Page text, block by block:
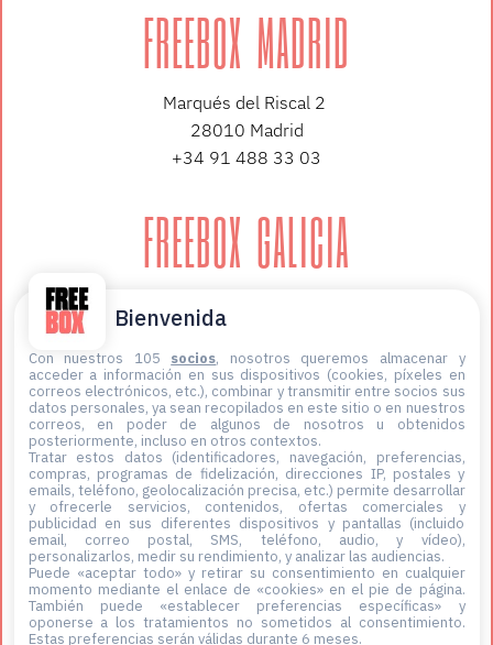
FREEBOX MADRID
Marqués del Riscal 2
28010 Madrid
+34 91 488 33 03
FREEBOX GALICIA
36202 Vigo
+34 647 12 59 06
Bienvenida
Con nuestros 105 socios, nosotros queremos almacenar y
acceder a información en sus dispositivos (cookies, píxeles en
correos electrónicos, etc.), combinar y transmitir entre socios sus
datos personales, ya sean recopilados en este sitio o en nuestros
correos, en poder de algunos de nosotros u obtenidos
posteriormente, incluso en otros contextos.
Tratar estos datos (identificadores, navegación, preferencias,
compras, programas de fidelización, direcciones IP, postales y
emails, teléfono, geolocalización precisa, etc.) permite desarrollar
y ofrecerle servicios, contenidos, ofertas comerciales y
publicidad en sus diferentes dispositivos y pantallas (incluido
email, correo postal, SMS, teléfono, audio, y vídeo),
personalizarlos, medir su rendimiento, y analizar las audiencias.
Puede «aceptar todo» y retirar su consentimiento en cualquier
momento mediante el enlace de «cookies» en el pie de página.
También puede «establecer preferencias específicas» y
oponerse a los tratamientos no sometidos al consentimiento.
Estas preferencias serán válidas durante 6 meses.